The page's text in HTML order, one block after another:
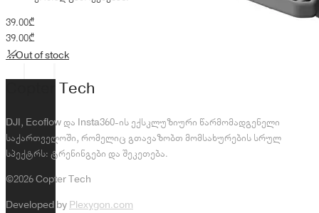
39.00₾
39.00₾
Out of stock
Copter Tech
DJI, Ecoflow და Insta360-ის ექსკლუზიური წარმომადგენელი
საქართველოში, რომელიც გთავაზობთ მომსახურების სრულ
სპექტრს: ტრენინგები და შეკეთება.
©2026 Copter Tech
Developed by Plexygon.com